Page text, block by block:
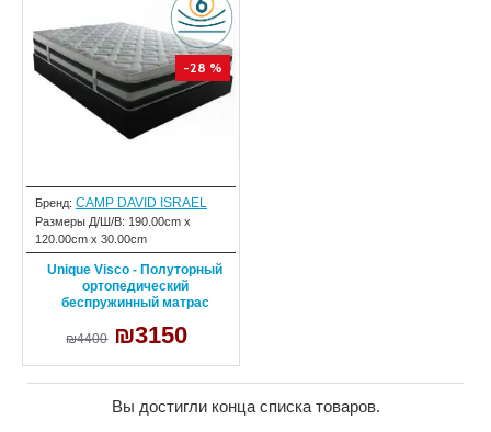
-28 %
Бренд: CAMP DAVID ISRAEL
Размеры Д/Ш/В: 190.00cm x
120.00cm x 30.00cm
Unique Visco - Полуторный
ортопедический
беспружинный матрас
₪4400 ₪3150
Вы достигли конца списка товаров.